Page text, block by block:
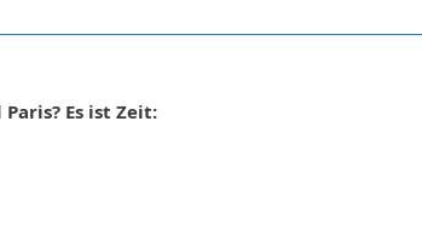
Es ist Zeit: